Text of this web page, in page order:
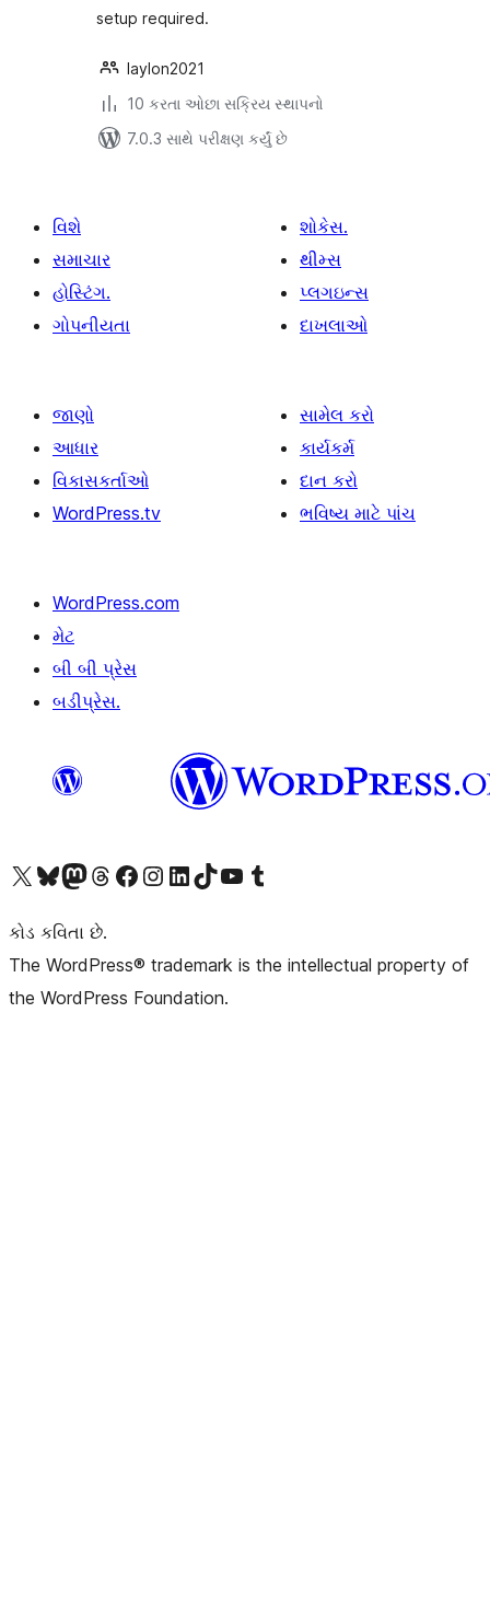
setup required.
laylon2021
10 કરતા ઓછા સક્રિય સ્થાપનો
7.0.3 સાથે પરીક્ષણ કર્યું છે
વિશે
સમાચાર
હોસ્ટિંગ.
ગોપનીયતા
શોકેસ.
થીમ્સ
પ્લગઇન્સ
દાખલાઓ
જાણો
આધાર
વિકાસકર્તાઓ
WordPress.tv
સામેલ કરો
કાર્યકર્મ
દાન કરો
ભવિષ્ય માટે પાંચ
WordPress.com
મેટ
બી બી પ્રેસ
બડીપ્રેસ.
અમારા X (અગાઉ ટ્વિટર) એકાઉન્ટની મુલાકાત લોઅમારા Bluesky એકાઉન્ટની મુલાકાત લોઅમારા માસ્ટોડોન એકાઉન્ટની મુલાકાત લોઅમારા Threads એકાઉન્ટની મુલાકાત લો અમારા ફેસબુક પેજની મુલાકાત લોઅમારા ઇન્સ્ટાગ્રામ એકાઉન્ટની મુલાકાત લો અમારા LinkedIn એકાઉન્ટની મુલાકાત લોઅમારા TikTok એકાઉન્ટની મુલાકાત લોઅમારી YouTube ચેનલની મુલાકાત લો અમારા Tumblr એકાઉન્ટની મુલાકાત લો
કોડ કવિતા છે.
The WordPress® trademark is the intellectual property of
the WordPress Foundation.